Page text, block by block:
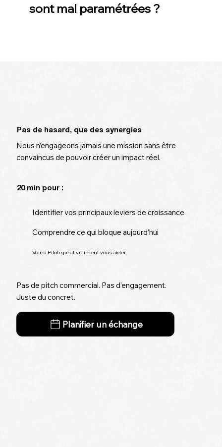
sont mal paramétrées ?
sont mal paramétrées ?
Pas de hasard, que des synergies
Nous n’engageons jamais une mission sans être
convaincus de pouvoir créer un impact réel.
20 min pour :
Identifier vos principaux leviers de croissance
Comprendre ce qui bloque aujourd’hui
Voir si Pilote peut vraiment vous aider
Pas de pitch commercial. Pas d’engagement.
Juste du concret.
Planifier un échange